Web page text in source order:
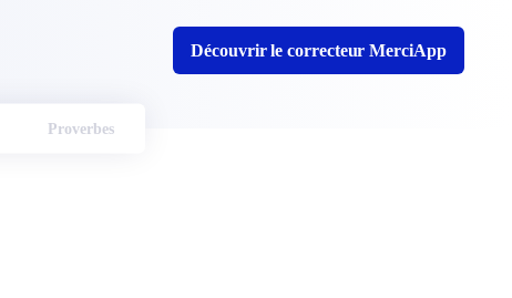
Découvrir le correcteur MerciApp
Proverbes